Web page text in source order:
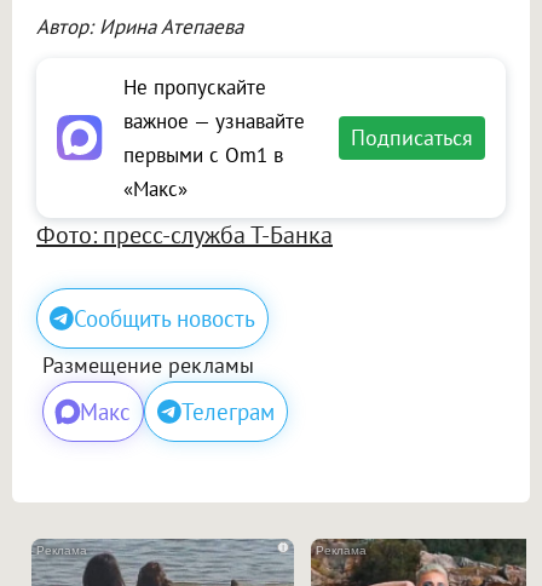
Автор: Ирина Атепаева
Не пропускайте
важное — узнавайте
первыми с Om1 в
«Макс»
Подписаться
Фото: пресс-служба Т-Банка
Сообщить новость
Размещение рекламы
Макс Телеграм
i